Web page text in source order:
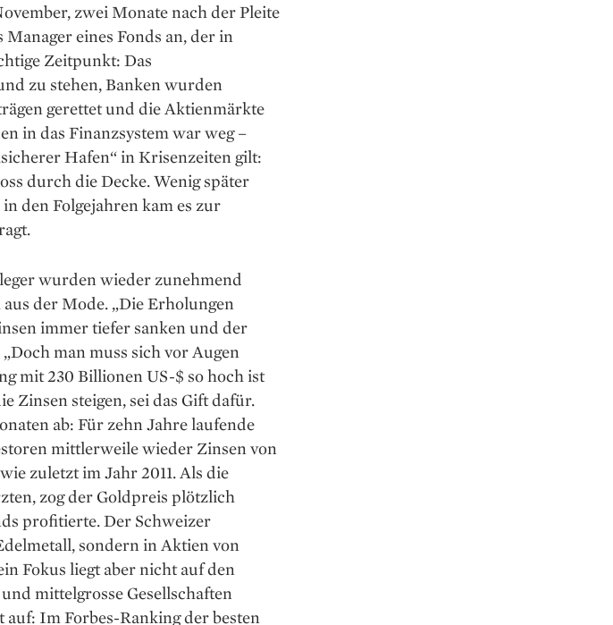
zwei Monate nach der Pleite
eines Fonds an, der in
Zeitpunkt: Das
zu stehen, Banken wurden
gerettet und die Aktienmärkte
in das Finanzsystem war weg –
Hafen“ in Krisenzeiten gilt:
durch die Decke. Wenig später
den Folgejahren kam es zur
wurden wieder zunehmend
der Mode. „Die Erholungen
immer tiefer sanken und der
man muss sich vor Augen
mit 230 Billionen US-$ so hoch ist
Zinsen steigen, sei das Gift dafür.
ab: Für zehn Jahre laufende
mittlerweile wieder Zinsen von
zuletzt im Jahr 2011. Als die
zog der Goldpreis plötzlich
profitierte. Der Schweizer
sondern in Aktien von
Fokus liegt aber nicht auf den
mittelgrosse Gesellschaften
Im Forbes-Ranking der besten